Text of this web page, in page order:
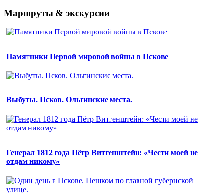
Маршруты & экскурсии
Памятники Первой мировой войны в Пскове
Выбуты. Псков. Ольгинские места.
Генерал 1812 года Пётр Витгенштейн: «Чести моей не
отдам никому»